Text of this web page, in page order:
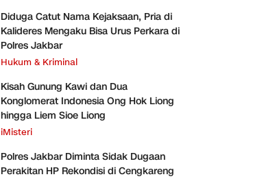
Diduga Catut Nama Kejaksaan, Pria di
Kalideres Mengaku Bisa Urus Perkara di
Polres Jakbar
Hukum & Kriminal
Kisah Gunung Kawi dan Dua
Konglomerat Indonesia Ong Hok Liong
hingga Liem Sioe Liong
iMisteri
Polres Jakbar Diminta Sidak Dugaan
Perakitan HP Rekondisi di Cengkareng